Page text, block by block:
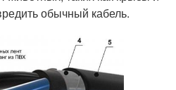
обычный кабель.